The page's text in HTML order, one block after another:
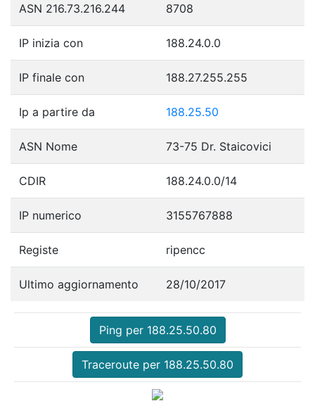
ASN 216.73.216.244 8708
IP inizia con 188.24.0.0
IP finale con 188.27.255.255
Ip a partire da 188.25.50
ASN Nome 73-75 Dr. Staicovici
CDIR 188.24.0.0/14
IP numerico 3155767888
Registe ripencc
Ultimo aggiornamento 28/10/2017
Ping per 188.25.50.80
Traceroute per 188.25.50.80